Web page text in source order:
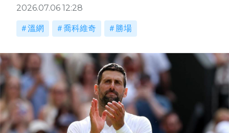
2026.07.06 12:28
溫網 喬科維奇 勝場